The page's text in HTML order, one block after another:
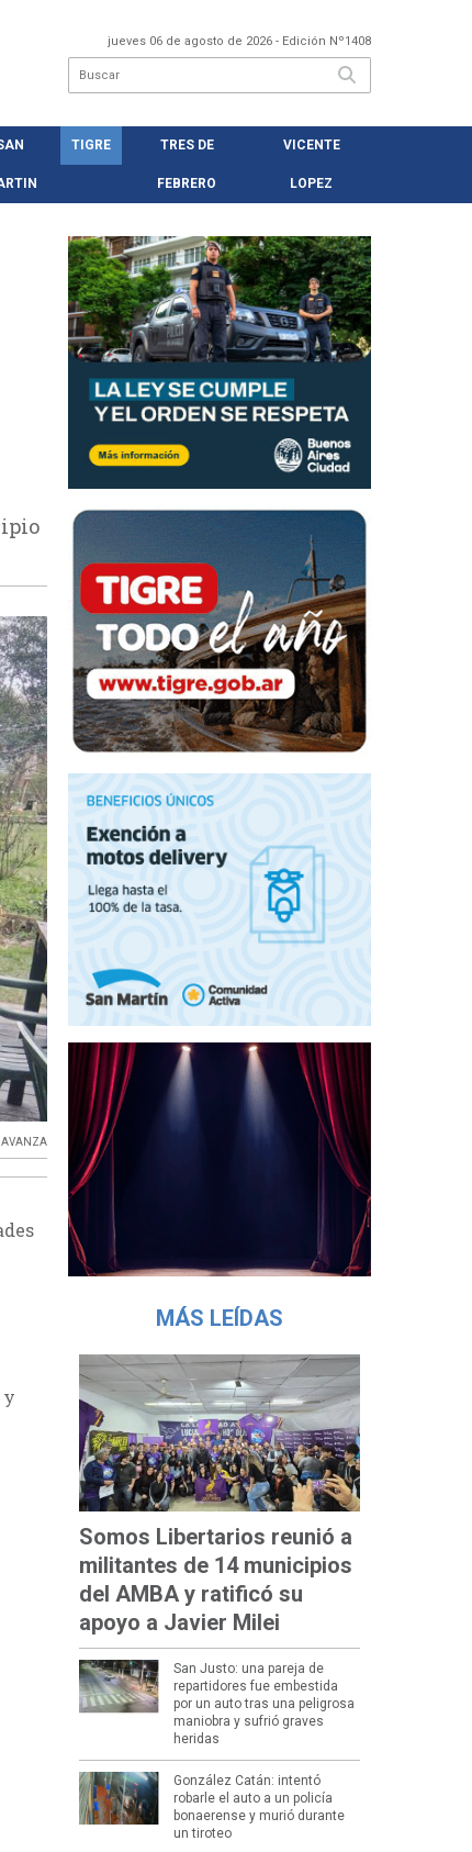
jueves 06 de agosto de 2026 - Edición Nº1408
TIGRE TRES DE
FEBRERO
VICENTE
LOPEZ
AVANZA
y
MÁS LEÍDAS
Somos Libertarios reunió a
militantes de 14 municipios
del AMBA y ratificó su
apoyo a Javier Milei
San Justo: una pareja de
repartidores fue embestida
por un auto tras una peligrosa
maniobra y sufrió graves
heridas
González Catán: intentó
robarle el auto a un policía
bonaerense y murió durante
un tiroteo